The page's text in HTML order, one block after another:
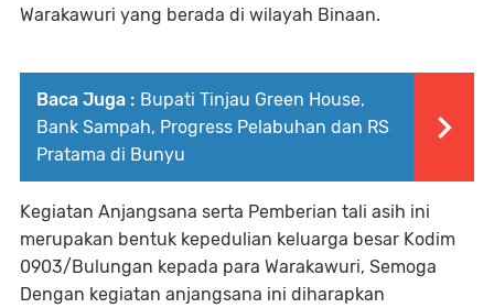
Warakawuri yang berada di wilayah Binaan.
Baca Juga : Bupati Tinjau Green House,
Bank Sampah, Progress Pelabuhan dan RS
Pratama di Bunyu
Kegiatan Anjangsana serta Pemberian tali asih ini
merupakan bentuk kepedulian keluarga besar Kodim
0903/Bulungan kepada para Warakawuri, Semoga
Dengan kegiatan anjangsana ini diharapkan